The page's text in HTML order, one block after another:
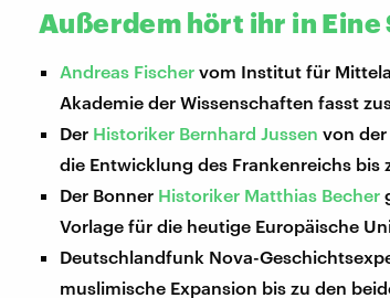
Außerdem hört ihr in
Andreas Fischer vom Institut für
Akademie der Wissenschaften fasst
Der Historiker Bernhard Jussen von
die Entwicklung des Frankenreichs bis
Der Bonner Historiker Matthias Becher
Vorlage für die heutige Europäische
Deutschlandfunk Nova-
muslimische Expansion bis zu den